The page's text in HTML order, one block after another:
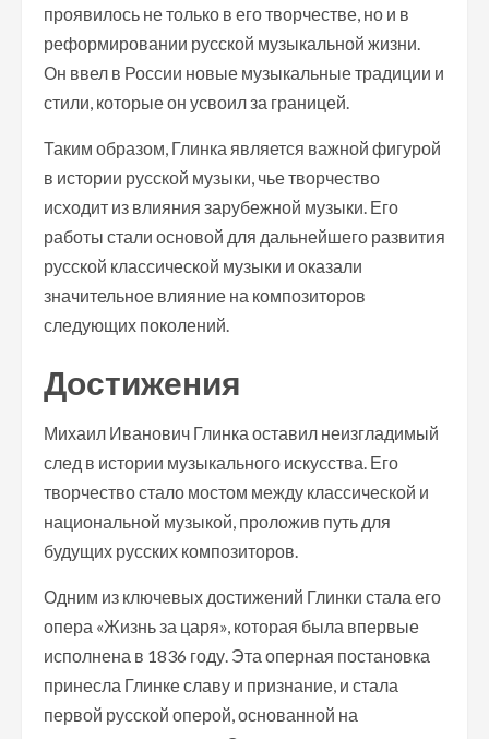
проявилось не только в его творчестве, но и в
реформировании русской музыкальной жизни.
Он ввел в России новые музыкальные традиции и
стили, которые он усвоил за границей.
Таким образом, Глинка является важной фигурой
в истории русской музыки, чье творчество
исходит из влияния зарубежной музыки. Его
работы стали основой для дальнейшего развития
русской классической музыки и оказали
значительное влияние на композиторов
следующих поколений.
Достижения
Михаил Иванович Глинка оставил неизгладимый
след в истории музыкального искусства. Его
творчество стало мостом между классической и
национальной музыкой, проложив путь для
будущих русских композиторов.
Одним из ключевых достижений Глинки стала его
опера «Жизнь за царя», которая была впервые
исполнена в 1836 году. Эта оперная постановка
принесла Глинке славу и признание, и стала
первой русской оперой, основанной на